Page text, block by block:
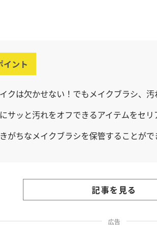
イント
クは欠かせない！でもメイクブラシ、汚
サッと汚れをオフできるアイテムをセリ
がちなメイクブラシを保管することが
記事を見る
広告